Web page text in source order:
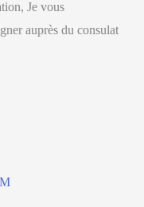
Je vous
auprès du consulat